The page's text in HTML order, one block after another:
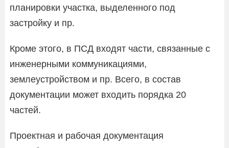
планировки участка, выделенного под
застройку и пр.
Кроме этого, в ПСД входят части, связанные с
инженерными коммуникациями,
землеустройством и пр. Всего, в состав
документации может входить порядка 20
частей.
Проектная и рабочая документация